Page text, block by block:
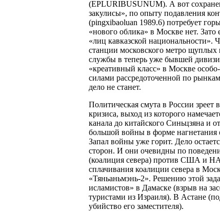
(EPLURIBUSUNUM). А вот
закулисы», по опыту подавления
(pingxibaoluan 1989.6) потребует
«нового облика» в Москве нет.
«лиц кавказской
станции московского метро
службы в теперь уже бывшей
«креативный класс» в Москве
силами рассредоточенной по
дело не станет.
Политическая смута в России
кризиса, выход из которого
канала до китайского Синьцзяна и
большой войны в форме
Запал войны уже горит. Дело
сторон. И они очевидны по
(коалиция севера) против США и
сплачивания коалиции севера в
«Тяньаньмэнь-2». Решению этой
исламистов» в Дамаске (взрыв на
туристами из Израиля). В Астане
убийство его заместителя).